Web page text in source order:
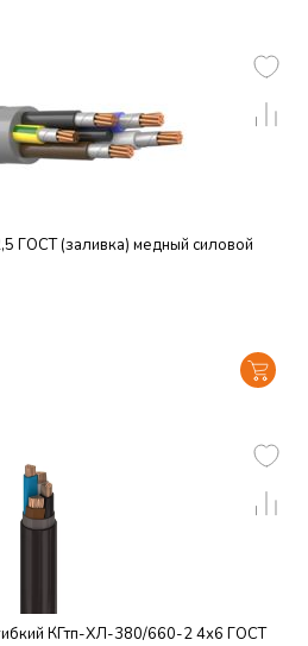
ГОСТ (заливка) медный силовой
КГтп-ХЛ-380/660-2 4х6 ГОСТ